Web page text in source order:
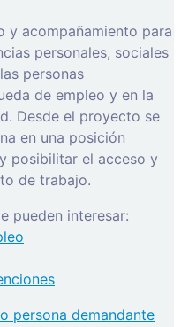
y acompañamiento para
personales, sociales
personas
de empleo y en la
Desde el proyecto se
en una posición
posibilitar el acceso y
de trabajo.
pueden interesar:
persona demandante